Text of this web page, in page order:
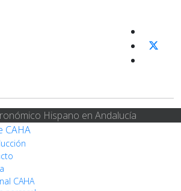
Hispano en Andalucía
CAHA
CAHA